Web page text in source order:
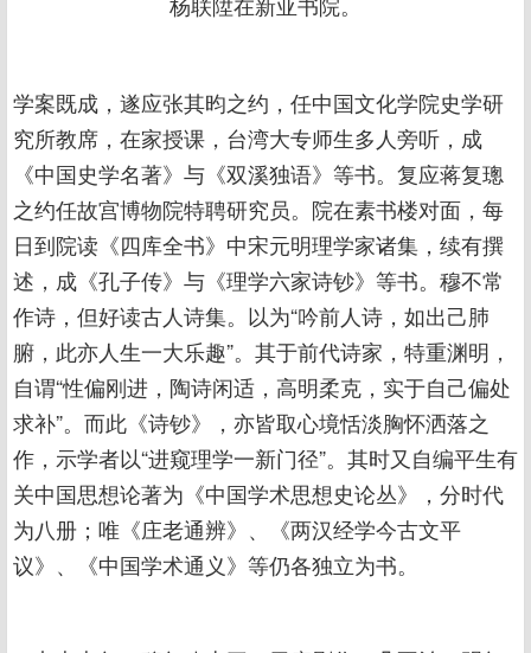
杨联陞在新亚书院。
学案既成，遂应张其昀之约，任中国文化学院史学研
究所教席，在家授课，台湾大专师生多人旁听，成
《中国史学名著》与《双溪独语》等书。复应蒋复璁
之约任故宫博物院特聘研究员。院在素书楼对面，每
日到院读《四库全书》中宋元明理学家诸集，续有撰
述，成《孔子传》与《理学六家诗钞》等书。穆不常
作诗，但好读古人诗集。以为“吟前人诗，如出己肺
腑，此亦人生一大乐趣”。其于前代诗家，特重渊明，
自谓“性偏刚进，陶诗闲适，高明柔克，实于自己偏处
求补”。而此《诗钞》，亦皆取心境恬淡胸怀洒落之
作，示学者以“进窥理学一新门径”。其时又自编平生有
关中国思想论著为《中国学术思想史论丛》，分时代
为八册；唯《庄老通辨》、《两汉经学今古文平
议》、《中国学术通义》等仍各独立为书。